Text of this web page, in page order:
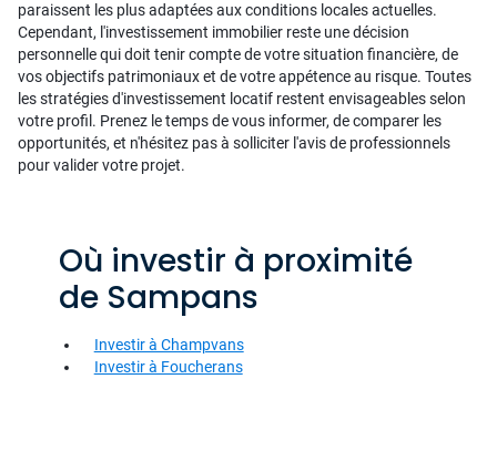
paraissent les plus adaptées aux conditions locales actuelles.
Cependant, l'investissement immobilier reste une décision
personnelle qui doit tenir compte de votre situation financière, de
vos objectifs patrimoniaux et de votre appétence au risque. Toutes
les stratégies d'investissement locatif restent envisageables selon
votre profil. Prenez le temps de vous informer, de comparer les
opportunités, et n'hésitez pas à solliciter l'avis de professionnels
pour valider votre projet.
Où investir à proximité
de Sampans
Investir à Champvans
Investir à Foucherans